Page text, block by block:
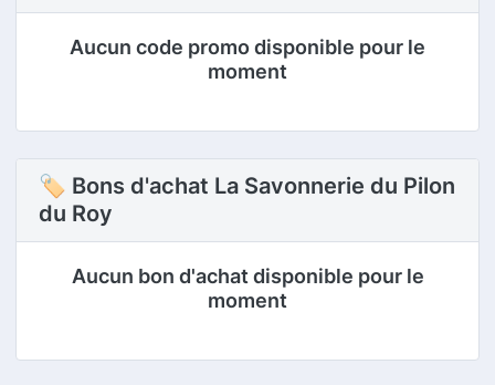
Aucun code promo disponible pour le
moment
🏷 Bons d'achat La Savonnerie du Pilon
du Roy
Aucun bon d'achat disponible pour le
moment